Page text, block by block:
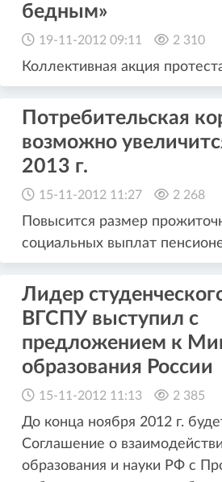
бедным»
19-11-2012 09:11 2 310
Коллективная акция
Потребительская
возможно
2013 г.
15-11-2012 11:27 2 268
Повысится размер
социальных выплат
Лидер
ВГСПУ выступил с
предложением к
образования России
15-11-2012 11:13 2 385
До конца ноября 2012 г.
Соглашение о
образования и науки РФ с